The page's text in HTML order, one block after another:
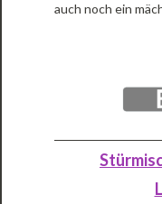
auch noch ein